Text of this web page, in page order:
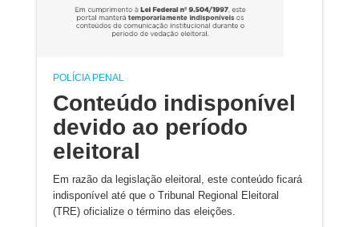
POLÍCIA PENAL
Conteúdo indisponível
devido ao período
eleitoral
Em razão da legislação eleitoral, este conteúdo ficará
indisponível até que o Tribunal Regional Eleitoral
(TRE) oficialize o término das eleições.